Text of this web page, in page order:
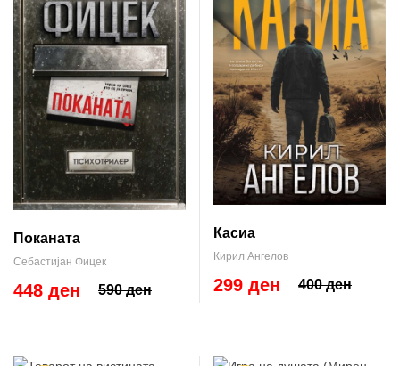
Поканата
Себастијан Фицек
590 ден
448 ден
Касиа
Кирил Ангелов
400 ден
299 ден